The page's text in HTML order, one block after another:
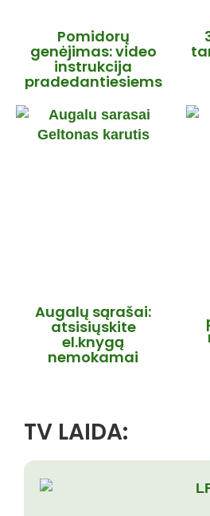
Pomidorų
genėjimas: video
instrukcija
pradedantiesiems
Augalų sąrašai:
atsisiųskite
el.knygą
nemokamai
TV LAIDA: